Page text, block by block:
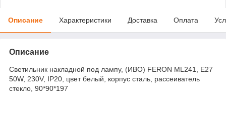
Описание Характеристики Доставка Оплата
Описание
Светильник накладной под лампу, (ИВО) FERON ML241, E27
50W, 230V, IP20, цвет белый, корпус сталь, рассеиватель
стекло, 90*90*197